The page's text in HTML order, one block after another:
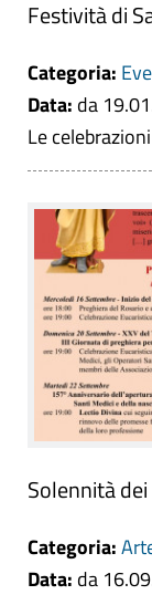
Festività di
Categoria:
Data: da
Le
Solennità
Categoria:
Data: da